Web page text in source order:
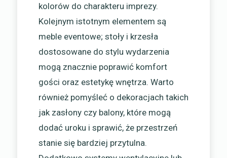
kolorów do charakteru imprezy.
Kolejnym istotnym elementem są
meble eventowe; stoły i krzesła
dostosowane do stylu wydarzenia
mogą znacznie poprawić komfort
gości oraz estetykę wnętrza. Warto
również pomyśleć o dekoracjach takich
jak zasłony czy balony, które mogą
dodać uroku i sprawić, że przestrzeń
stanie się bardziej przytulna.